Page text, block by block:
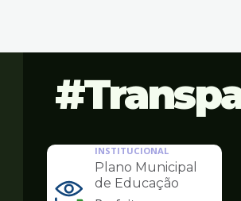
INSTITUCIONAL
Plano Municipal
de Educação